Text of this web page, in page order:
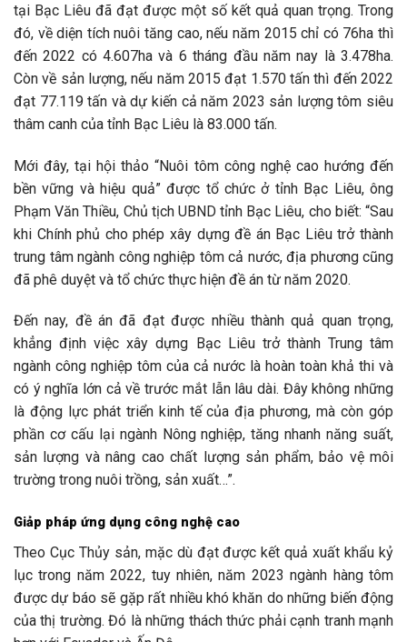
tại Bạc Liêu đã đạt được một số kết quả quan trọng. Trong
đó, về diện tích nuôi tăng cao, nếu năm 2015 chỉ có 76ha thì
đến 2022 có 4.607ha và 6 tháng đầu năm nay là 3.478ha.
Còn về sản lượng, nếu năm 2015 đạt 1.570 tấn thì đến 2022
đạt 77.119 tấn và dự kiến cả năm 2023 sản lượng tôm siêu
thâm canh của tỉnh Bạc Liêu là 83.000 tấn.
Mới đây, tại hội thảo “Nuôi tôm công nghệ cao hướng đến
bền vững và hiệu quả” được tổ chức ở tỉnh Bạc Liêu, ông
Phạm Văn Thiều, Chủ tịch UBND tỉnh Bạc Liêu, cho biết: “Sau
khi Chính phủ cho phép xây dựng đề án Bạc Liêu trở thành
trung tâm ngành công nghiệp tôm cả nước, địa phương cũng
đã phê duyệt và tổ chức thực hiện đề án từ năm 2020.
Đến nay, đề án đã đạt được nhiều thành quả quan trọng,
khẳng định việc xây dựng Bạc Liêu trở thành Trung tâm
ngành công nghiệp tôm của cả nước là hoàn toàn khả thi và
có ý nghĩa lớn cả về trước mắt lẫn lâu dài. Đây không những
là động lực phát triển kinh tế của địa phương, mà còn góp
phần cơ cấu lại ngành Nông nghiệp, tăng nhanh năng suất,
sản lượng và nâng cao chất lượng sản phẩm, bảo vệ môi
trường trong nuôi trồng, sản xuất…”.
Giảp pháp ứng dụng công nghệ cao
Theo Cục Thủy sản, mặc dù đạt được kết quả xuất khẩu kỷ
lục trong năm 2022, tuy nhiên, năm 2023 ngành hàng tôm
được dự báo sẽ gặp rất nhiều khó khăn do những biến động
của thị trường. Đó là những thách thức phải cạnh tranh mạnh